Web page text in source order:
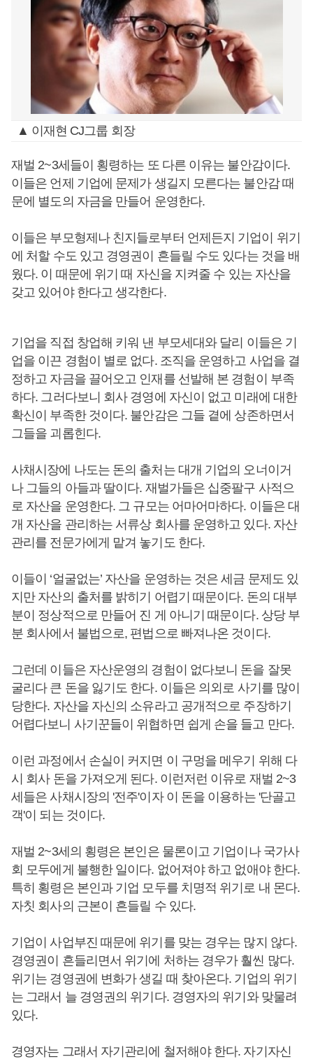
▲ 이재현 CJ그룹 회장
재벌 2~3세들이 횡령하는 또 다른 이유는 불안감이다.
이들은 언제 기업에 문제가 생길지 모른다는 불안감 때
문에 별도의 자금을 만들어 운영한다.
이들은 부모형제나 친지들로부터 언제든지 기업이 위기
에 처할 수도 있고 경영권이 흔들릴 수도 있다는 것을 배
웠다. 이 때문에 위기 때 자신을 지켜줄 수 있는 자산을
갖고 있어야 한다고 생각한다.
기업을 직접 창업해 키워 낸 부모세대와 달리 이들은 기
업을 이끈 경험이 별로 없다. 조직을 운영하고 사업을 결
정하고 자금을 끌어오고 인재를 선발해 본 경험이 부족
하다. 그러다보니 회사 경영에 자신이 없고 미래에 대한
확신이 부족한 것이다. 불안감은 그들 곁에 상존하면서
그들을 괴롭힌다.
사채시장에 나도는 돈의 출처는 대개 기업의 오너이거
나 그들의 아들과 딸이다. 재벌가들은 십중팔구 사적으
로 자산을 운영한다. 그 규모는 어마어마하다. 이들은 대
개 자산을 관리하는 서류상 회사를 운영하고 있다. 자산
관리를 전문가에게 맡겨 놓기도 한다.
이들이 ‘얼굴없는’ 자산을 운영하는 것은 세금 문제도 있
지만 자산의 출처를 밝히기 어렵기 때문이다. 돈의 대부
분이 정상적으로 만들어 진 게 아니기 때문이다. 상당 부
분 회사에서 불법으로, 편법으로 빠져나온 것이다.
그런데 이들은 자산운영의 경험이 없다보니 돈을 잘못
굴리다 큰 돈을 잃기도 한다. 이들은 의외로 사기를 많이
당한다. 자산을 자신의 소유라고 공개적으로 주장하기
어렵다보니 사기꾼들이 위협하면 쉽게 손을 들고 만다.
이런 과정에서 손실이 커지면 이 구멍을 메우기 위해 다
시 회사 돈을 가져오게 된다. 이런저런 이유로 재벌 2~3
세들은 사채시장의 '전주'이자 이 돈을 이용하는 '단골고
객'이 되는 것이다.
재벌 2~3세의 횡령은 본인은 물론이고 기업이나 국가사
회 모두에게 불행한 일이다. 없어져야 하고 없애야 한다.
특히 횡령은 본인과 기업 모두를 치명적 위기로 내 몬다.
자칫 회사의 근본이 흔들릴 수 있다.
기업이 사업부진 때문에 위기를 맞는 경우는 많지 않다.
경영권이 흔들리면서 위기에 처하는 경우가 훨씬 많다.
위기는 경영권에 변화가 생길 때 찾아온다. 기업의 위기
는 그래서 늘 경영권의 위기다. 경영자의 위기와 맞물려
있다.
경영자는 그래서 자기관리에 철저해야 한다. 자기자신